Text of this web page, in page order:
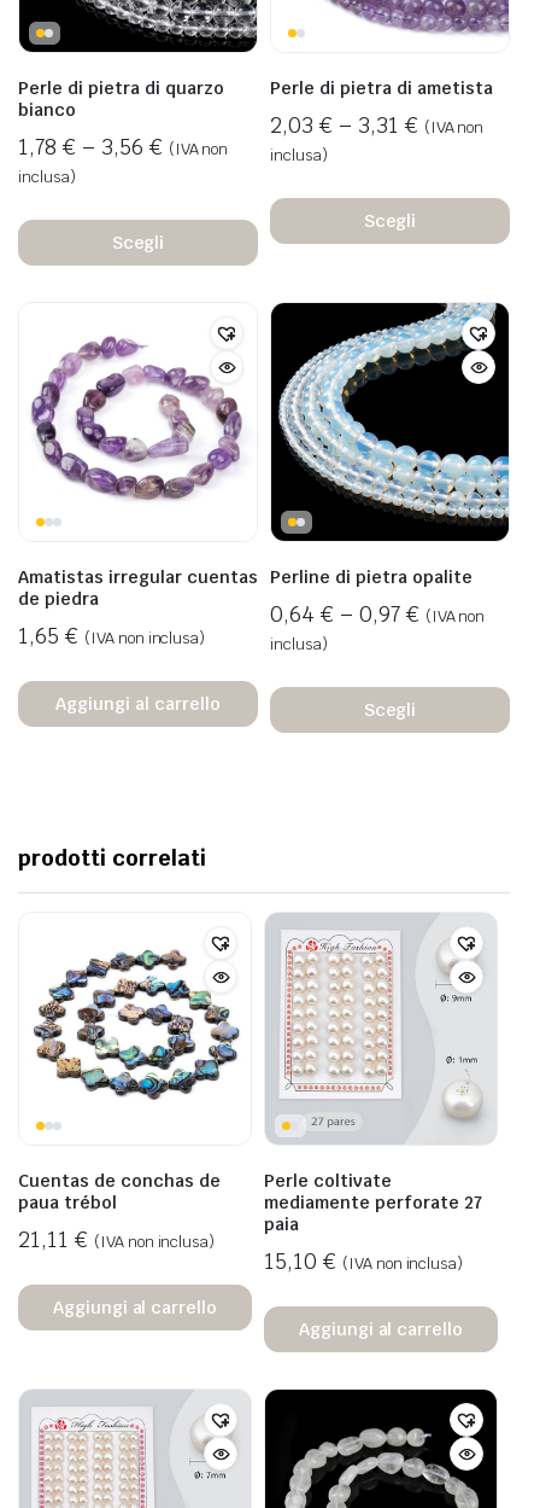
Perle di pietra di quarzo
bianco
1,78 € – 3,56 € (IVA non
inclusa)
Scegli
Perle di pietra di ametista
2,03 € – 3,31 € (IVA non
inclusa)
Scegli
Amatistas irregular cuentas
de piedra
1,65 € (IVA non inclusa)
Aggiungi al carrello
Perline di pietra opalite
0,64 € – 0,97 € (IVA non
inclusa)
Scegli
prodotti correlati
Cuentas de conchas de
paua trébol
21,11 € (IVA non inclusa)
Aggiungi al carrello
Perle coltivate
mediamente perforate 27
paia
15,10 € (IVA non inclusa)
Aggiungi al carrello